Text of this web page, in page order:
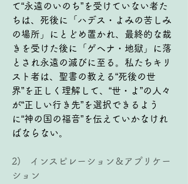
て“永遠のいのち”を受けていない者た
ちは、死後に「ハデス・よみの苦しみ
の場所」にとどめ置かれ、最終的な裁
きを受けた後に「ゲヘナ・地獄」に落
とされ永遠の滅びに至る。私たちキリ
スト者は、聖書の教える“死後の世
界”を正しく理解して、“世・よ”の人々
が“正しい行き先”を選択できるよう
に“神の国の福音”を伝えていかなけれ
ばならない。
2)   インスピレーション＆アプリケー
ション